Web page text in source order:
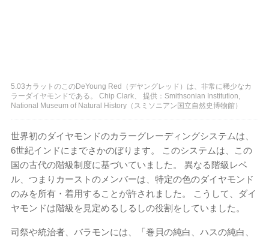
5.03カラットのこのDeYoung Red（デヤングレッド）は、非常に稀少なカ
ラーダイヤモンドである。 Chip Clark、 提供：Smithsonian Institution,
National Museum of Natural History（スミソニアン国立自然史博物館）
世界初のダイヤモンドのカラーグレーディングシステムは、
6世紀インドにまでさかのぼります。 このシステムは、この
国の古代の階級制度に基づいていました。 異なる階級レベ
ル、つまりカーストのメンバーは、特定の色のダイヤモンド
のみを所有・着用することが許されました。 こうして、ダイ
ヤモンドは階級を見定めるしるしの役割をしていました。
司祭や統治者、バラモンには、「巻貝の純白、ハスの純白、